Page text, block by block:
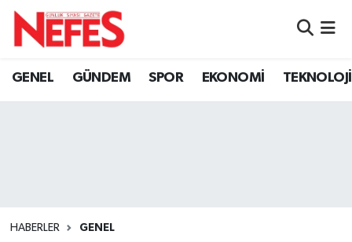
GENEL GÜNDEM SPOR EKONOMİ TEKNOLOJİ
HABERLER GENEL
Hava Durumu